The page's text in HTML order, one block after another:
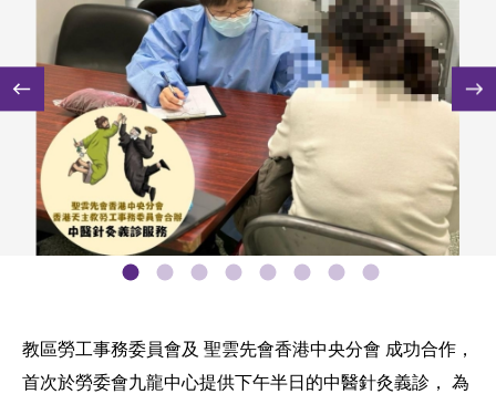
教區勞工事務委員會及 聖雲先會香港中央分會 成功合作，
首次於勞委會九龍中心提供下午半日的中醫針灸義診， 為